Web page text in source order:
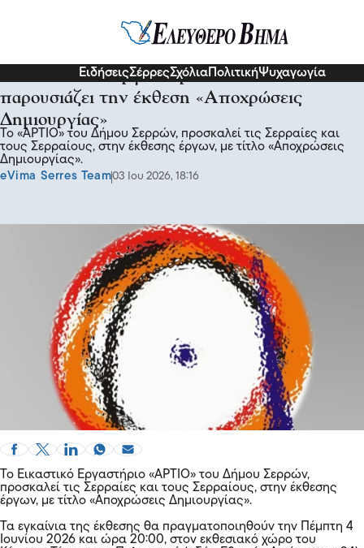
ΕιδήσειςΣέρρεςΣχόλια ΠολιτικήΨυχαγωγία
Το Εικαστικό Εργαστήριο «ΑΡΤΙΟ»
παρουσιάζει την έκθεση «Αποχρώσεις
Δημιουργίας»
Το «ΑΡΤΙΟ» του Δήμου Σερρών, προσκαλεί τις Σερραίες και
τους Σερραίους, στην έκθεσης έργων, με τίτλο «Αποχρώσεις
Δημιουργίας».
eVima Serres Team03 Ιου 2026, 18:16
Το Εικαστικό Εργαστήριο «ΑΡΤΙΟ» του Δήμου Σερρών,
προσκαλεί τις Σερραίες και τους Σερραίους, στην έκθεσης
έργων, με τίτλο «Αποχρώσεις Δημιουργίας».
Τα εγκαίνια της έκθεσης θα πραγματοποιηθούν την Πέμπτη 4
Ιουνίου 2026 και ώρα 20:00, στον εκθεσιακό χώρο του